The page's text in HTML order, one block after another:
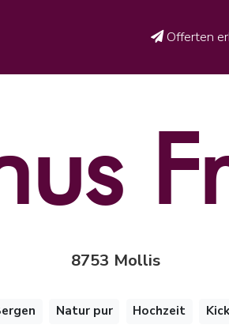
Offerten
8753 Mollis
Natur pur Hochzeit